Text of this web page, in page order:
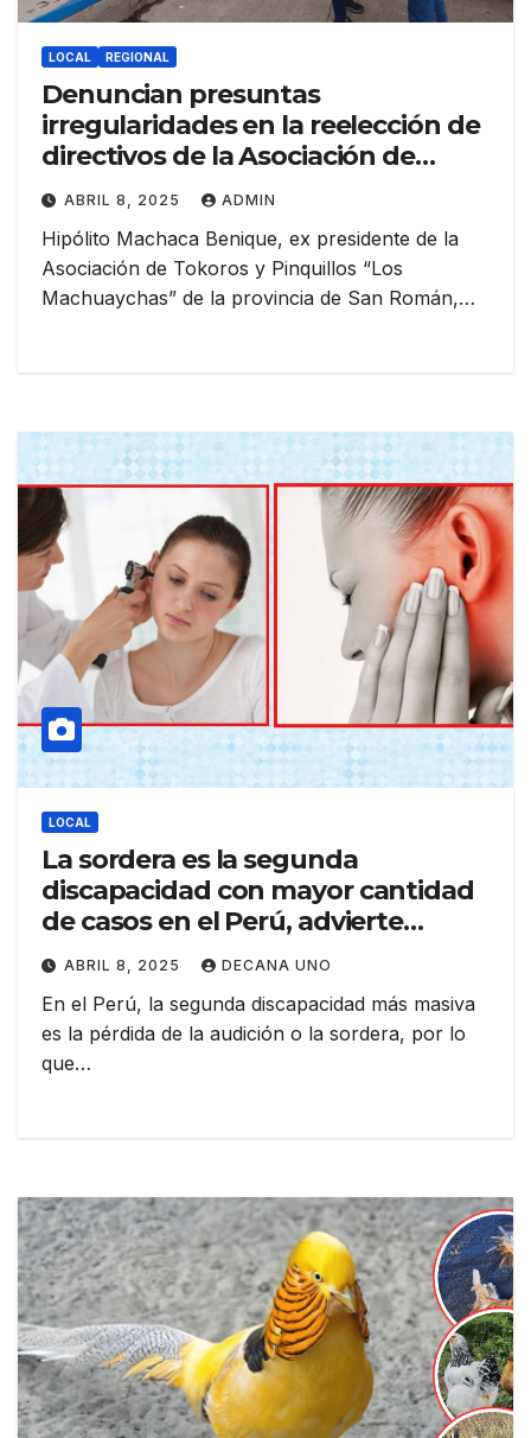
LOCAL REGIONAL
Denuncian presuntas
irregularidades en la reelección de
directivos de la Asociación de
Machuaychas de San Román
ABRIL 8, 2025 ADMIN
Hipólito Machaca Benique, ex presidente de la
Asociación de Tokoros y Pinquillos “Los
Machuaychas” de la provincia de San Román,…
LOCAL
La sordera es la segunda
discapacidad con mayor cantidad
de casos en el Perú, advierte
especialista en la ciudad de Juliaca
ABRIL 8, 2025 DECANA UNO
En el Perú, la segunda discapacidad más masiva
es la pérdida de la audición o la sordera, por lo
que…